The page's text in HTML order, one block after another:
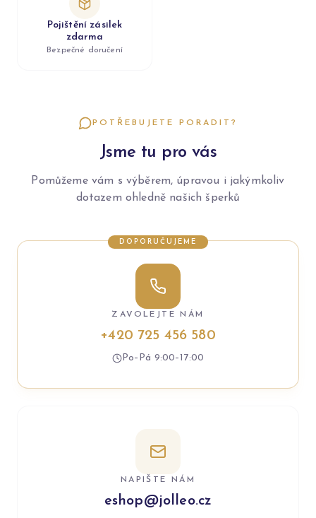
Pojištění zásilek
zdarma
Bezpečné doručení
POTŘEBUJETE PORADIT?
Jsme tu pro vás
Pomůžeme vám s výběrem, úpravou i jakýmkoliv
dotazem ohledně našich šperků
DOPORUČUJEME
ZAVOLEJTE NÁM
+420 725 456 580
Po–Pá 9:00–17:00
NAPIŠTE NÁM
eshop@jolleo.cz